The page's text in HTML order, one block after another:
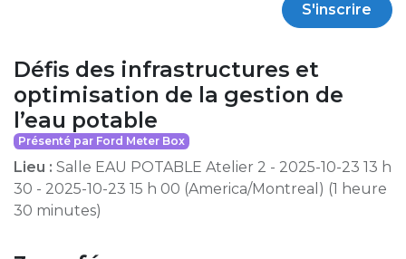
S'inscrire
Défis des infrastructures et
optimisation de la gestion de
l’eau potable
Présenté par Ford Meter Box
Lieu : Salle EAU POTABLE Atelier 2 - 2025-10-23 13 h
30 - 2025-10-23 15 h 00 (America/Montreal ) (1 heure
30 minutes)